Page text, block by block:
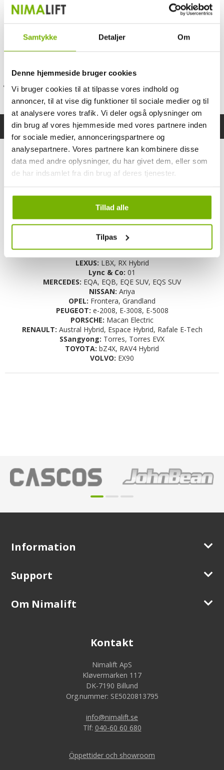
Samtykke Detaljer Om
Denne hjemmeside bruger cookies
Vi bruger cookies til at tilpasse vores indhold og
annoncer, til at vise dig funktioner til sociale medier og til
at analysere vores trafik. Vi deler også oplysninger om
din brug af vores hjemmeside med vores partnere inden
for sociale medier, annonceringspartnere og
analysepartnere. Vores partnere kan kombinere disse
data med andre oplysninger, du har givet dem, eller som
de har indsamlet fra din brug af deres tjenester.
Tillad alle
Tilpas
Specialudviklet til el-
biler
A: 140x100
mm
B: 100 x 60
mm mm
Specifikationer Bruksanvisning
ALFA ROMEO:Tonale Hybrid
AUDI:Q8 e-tron, Q8 Sportback e-tron, SQ8 e-tron, SQ8 Sportback
e-tron
BYD:Seal U, Seal UDM-i, Tang
FIAT:500e
WAY 03, WAY 05
HONGQI:EHS7, EHS9
HYUNDAI:
Inster
Niro EV, e-Soul, EV3, EV9
LEXUS: LBX, RX Hybrid
Lync & Co: 01
MERCEDES: EQA, EQB, EQE SUV, EQS SUV
NISSAN: Ariya
OPEL: Frontera, Grandland
PEUGEOT: e-2008, E-3008, E-5008
PORSCHE: Macan Electric
RENAULT: Austral Hybrid, Espace Hybrid, Rafale E-Tech
SSangyong: Torres, Torres EVX
TOYOTA: bZ4X, RAV4 Hybrid
VOLVO: EX90
Information
Support
Om Nimalift
Kontakt
Nimalift ApS
Kløvermarken 117
DK-7190 Billund
Org.nummer: SE5020813795
info@nimalift.se
Tlf: 040-60 60 680
Öppettider och showroom